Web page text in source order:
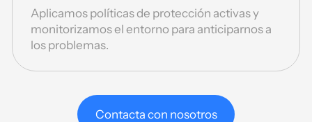
Aplicamos políticas de protección activas y
monitorizamos el entorno para anticiparnos a
los problemas.
Contacta con nosotros